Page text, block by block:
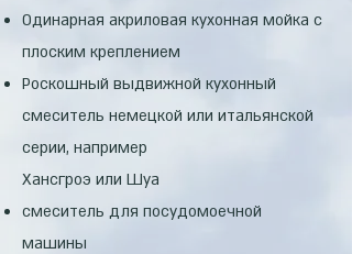
Одинарная акриловая кухонная мойка с
плоским креплением
Роскошный выдвижной кухонный
смеситель немецкой или итальянской
серии, например
Хансгроэ или Шуа
смеситель для посудомоечной
машины